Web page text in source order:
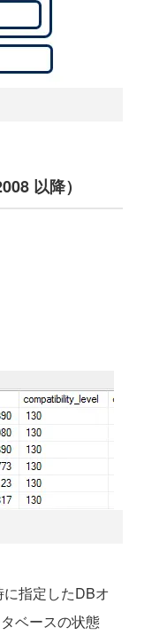
以降）
指定したDBオ
ベースの状態